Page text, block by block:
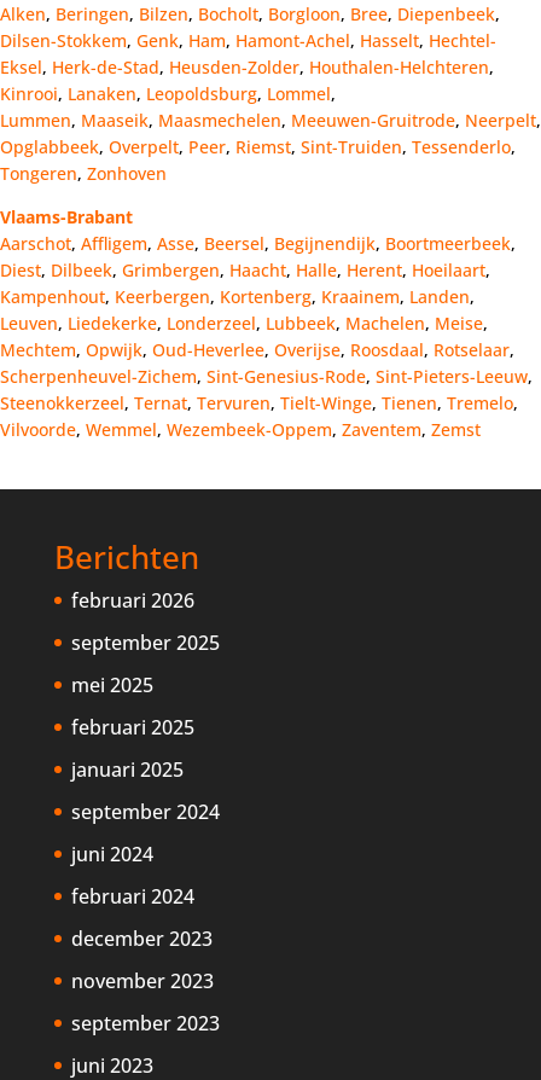
Alken, Beringen, Bilzen, Bocholt, Borgloon, Bree, Diepenbeek,
Dilsen-Stokkem, Genk, Ham, Hamont-Achel, Hasselt, Hechtel-
Eksel, Herk-de-Stad, Heusden-Zolder, Houthalen-Helchteren,
Kinrooi, Lanaken, Leopoldsburg, Lommel,
Lummen, Maaseik, Maasmechelen, Meeuwen-Gruitrode, Neerpelt,
Opglabbeek, Overpelt, Peer, Riemst, Sint-Truiden, Tessenderlo,
Tongeren, Zonhoven
Vlaams-Brabant
Aarschot, Affligem, Asse, Beersel, Begijnendijk, Boortmeerbeek,
Diest, Dilbeek, Grimbergen, Haacht, Halle, Herent, Hoeilaart,
Kampenhout, Keerbergen, Kortenberg, Kraainem, Landen,
Leuven, Liedekerke, Londerzeel, Lubbeek, Machelen, Meise,
Mechtem, Opwijk, Oud-Heverlee, Overijse, Roosdaal, Rotselaar,
Scherpenheuvel-Zichem, Sint-Genesius-Rode, Sint-Pieters-Leeuw,
Steenokkerzeel, Ternat, Tervuren, Tielt-Winge, Tienen, Tremelo,
Vilvoorde, Wemmel, Wezembeek-Oppem, Zaventem, Zemst
Berichten
februari 2026
september 2025
mei 2025
februari 2025
januari 2025
september 2024
juni 2024
februari 2024
december 2023
november 2023
september 2023
juni 2023